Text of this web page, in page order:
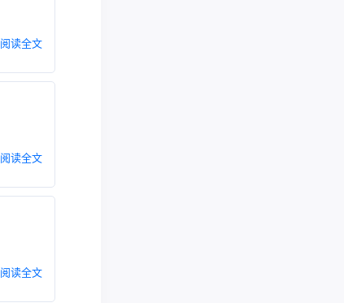
阅读全文
阅读全文
阅读全文